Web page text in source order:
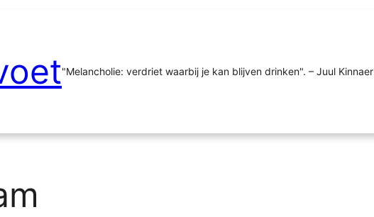
"Melancholie: verdriet waarbij je kan blijven drinken". – Juul Kinnaer